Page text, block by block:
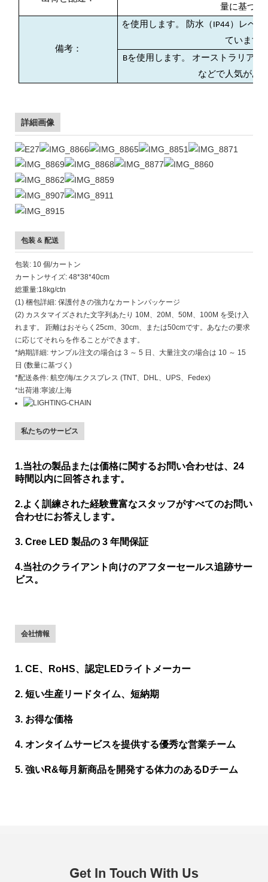
量に基づく
備考：
を使用します。 防水（IP44）レベ
ています
Bを使用します。 オーストラリア
などで人気があ
詳細画像
包装 & 配送
包装: 10 個/カートン
カートンサイズ: 48*38*40cm
総重量:18kg/ctn
(1) 梱包詳細: 保護付きの強力なカートンパッケージ
(2) カスタマイズされた文字列あたり 10M、20M、50M、100M を受け入
れます。 距離はおそらく25cm、30cm、または50cmです。あなたの要求
に応じてそれらを作ることができます。
*納期詳細: サンプル注文の場合は 3 ～ 5 日、大量注文の場合は 10 ～ 15
日 (数量に基づく)
*配送条件: 航空/海/エクスプレス (TNT、DHL、UPS、Fedex)
*出荷港:寧波/上海
私たちのサービス
1.当社の製品または価格に関するお問い合わせは、24
時間以内に回答されます。
2.よく訓練された経験豊富なスタッフがすべてのお問い
合わせにお答えします。
3. Cree LED 製品の 3 年間保証
4.当社のクライアント向けのアフターセールス追跡サー
ビス。
会社情報
1. CE、RoHS、認定LEDライトメーカー
2. 短い生産リードタイム、短納期
3. お得な価格
4. オンタイムサービスを提供する優秀な営業チーム
5. 強いR&毎月新商品を開発する体力のあるDチーム
Get In Touch With Us